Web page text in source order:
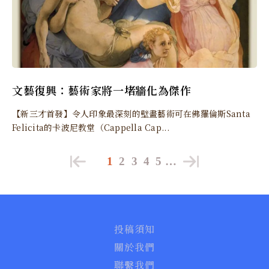
文藝復興：藝術家將一堵牆化為傑作
【新三才首發】令人印象最深刻的壁畫藝術可在佛羅倫斯Santa
Felicita的卡波尼教堂（Cappella Cap...
1 2 3 4 5 …
投稿須知
關於我們
聯繫我們